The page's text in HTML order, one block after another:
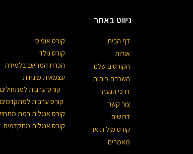
ניווט באתר
דף הבית
אודות
הקורסים שלנו
השכרת כיתות
דרכי הגעה
צור קשר
דרושים
קורס מול תואר
מאמרים
קורס אופיס
קורס גולד
הכרת המחשב בלמידה
עצמאית מונחית
קורס ערבית למתחילים
קורס ערבית למתקדמים
קורס אנגלית רמת
קורס אנגלית מתקדמים